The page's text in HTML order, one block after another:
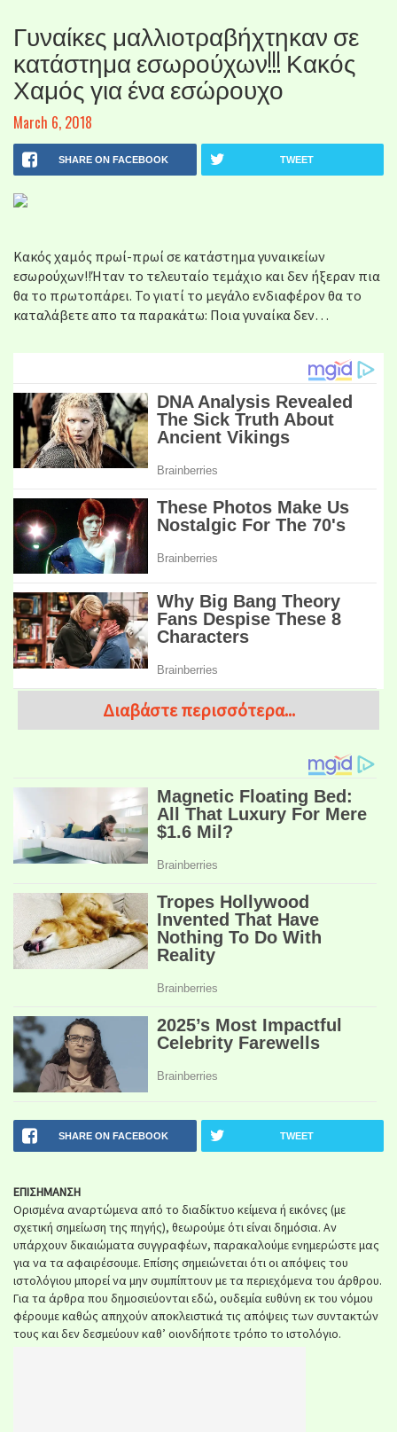
Γυναίκες μαλλιοτραβήχτηκαν σε
κατάστημα εσωρούχων!!! Κακός
Χαμός για ένα εσώρουχο
March 6, 2018
SHARE ON FACEBOOK TWEET
Κακός χαμός πρωί-πρωί σε κατάστημα γυναικείων
εσωρούχων!!Ήταν το τελευταίο τεμάχιο και δεν ήξεραν πια
θα το πρωτοπάρει. Το γιατί το μεγάλο ενδιαφέρον θα το
καταλάβετε απο τα παρακάτω: Ποια γυναίκα δεν…
Διαβάστε περισσότερα...
SHARE ON FACEBOOK TWEET
ΕΠΙΣΗΜΑΝΣΗ
Ορισμένα αναρτώμενα από το διαδίκτυο κείμενα ή εικόνες (με
σχετική σημείωση της πηγής), θεωρούμε ότι είναι δημόσια. Αν
υπάρχουν δικαιώματα συγγραφέων, παρακαλούμε ενημερώστε μας
για να τα αφαιρέσουμε. Επίσης σημειώνεται ότι οι απόψεις του
ιστολόγιου μπορεί να μην συμπίπτουν με τα περιεχόμενα του άρθρου.
Για τα άρθρα που δημοσιεύονται εδώ, ουδεμία ευθύνη εκ του νόμου
φέρουμε καθώς απηχούν αποκλειστικά τις απόψεις των συντακτών
τους και δεν δεσμεύουν καθ’ οιονδήποτε τρόπο το ιστολόγιο.